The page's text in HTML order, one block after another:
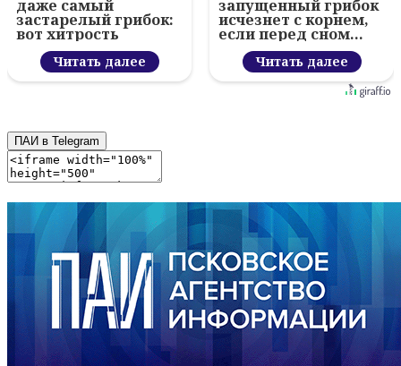
даже самый
застарелый грибок:
вот хитрость
Читать далее
запущенный грибок
исчезнет с корнем,
если перед сном…
Читать далее
ПАИ в Telegram